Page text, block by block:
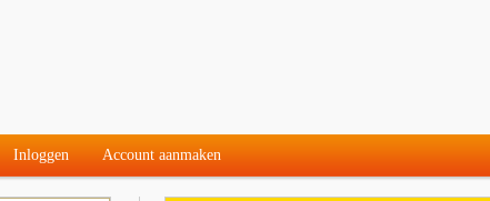
Inloggen Account aanmaken